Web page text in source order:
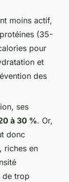
moins actif,
(35-
pour
et
des
ses
à 30 %. Or,
donc
riches en
de trop